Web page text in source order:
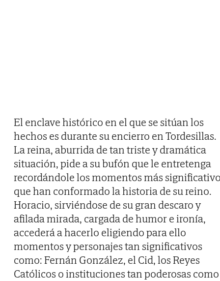
El enclave histórico en el que se sitúan los
hechos es durante su encierro en Tordesillas.
La reina, aburrida de tan triste y dramática
situación, pide a su bufón que le entretenga
recordándole los momentos más
que han conformado la historia de su reino.
Horacio, sirviéndose de su gran descaro y
afilada mirada, cargada de humor e ironía,
accederá a hacerlo eligiendo para ello
momentos y personajes tan significativos
como: Fernán González, el Cid, los Reyes
Católicos o instituciones tan poderosas como